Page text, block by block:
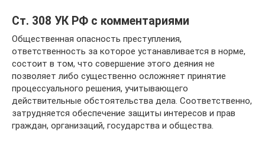
Ст. 308 УК РФ с комментариями
Общественная опасность преступления,
ответственность за которое устанавливается в норме,
состоит в том, что совершение этого деяния не
позволяет либо существенно осложняет принятие
процессуального решения, учитывающего
действительные обстоятельства дела. Соответственно,
затрудняется обеспечение защиты интересов и прав
граждан, организаций, государства и общества.